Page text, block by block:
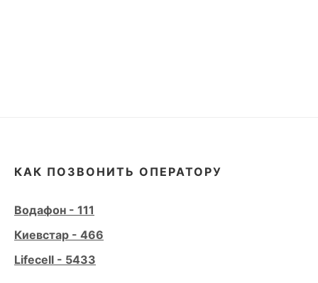
КАК ПОЗВОНИТЬ ОПЕРАТОРУ
Водафон - 111
Киевстар - 466
Lifecell - 5433